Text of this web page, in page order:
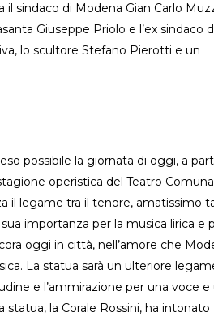
sindaco di Modena Gian Carlo
Giuseppe Priolo e l’ex sindaco
lo scultore Stefano Pierotti e un
possibile la giornata di oggi, a
operistica del Teatro
il legame tra il tenore, amatissimo
importanza per la musica lirica e
oggi in città, nell’amore che
La statua sarà un ulteriore
e l’ammirazione per una voce e
la Corale Rossini, ha intonato